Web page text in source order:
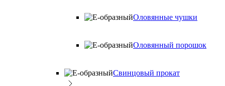
Оловянные чушки
Оловянный порошок
Свинцовый прокат